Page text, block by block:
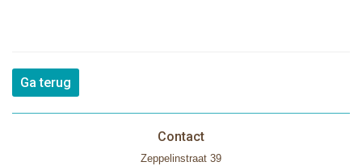
Ga terug
Contact
Zeppelinstraat 39